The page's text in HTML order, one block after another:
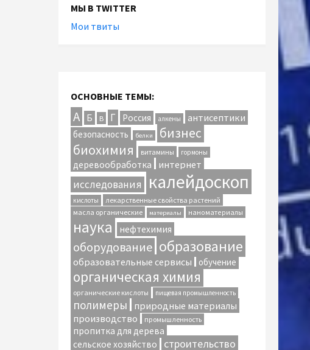
МЫ В TWITTER
Мои твиты
ОСНОВНЫЕ ТЕМЫ:
А Б В Г Россия алкены антисептики
безопасность белки бизнес
биохимия витамины гормоны
деревообработка интернет
исследования калейдоскоп
кислоты
лекарственные свойства растений
масла органические
материалы наноматериалы
наука нефтехимия
оборудование образование
образовательные сервисы обучение
органическая химия
органические кислоты пищевая промышленность
полимеры
природные материалы
производство
промышленность
пропитка для дерева
сельское хозяйство
строительство